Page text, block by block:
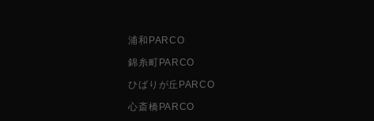
浦和PARCO
錦糸町PARCO
ひばりが丘PARCO
心斎橋PARCO